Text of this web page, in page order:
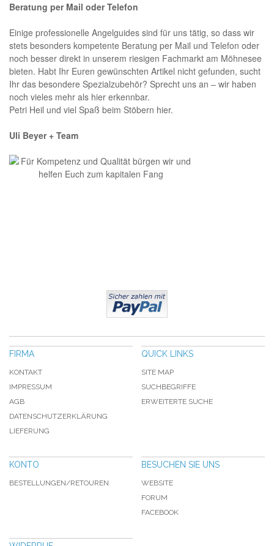
Beratung per Mail oder Telefon
Einige professionelle Angelguides sind für uns tätig, so dass wir
stets besonders kompetente Beratung per Mail und Telefon oder
noch besser direkt in unserem riesigen Fachmarkt am Möhnesee
bieten. Habt Ihr Euren gewünschten Artikel nicht gefunden, sucht
Ihr das besondere Spezialzubehör? Sprecht uns an – wir haben
noch vieles mehr als hier erkennbar.
Petri Heil und viel Spaß beim Stöbern hier.
Uli Beyer + Team
FIRMA
KONTAKT
IMPRESSUM
AGB
DATENSCHUTZERKLÄRUNG
LIEFERUNG
QUICK LINKS
SITE MAP
SUCHBEGRIFFE
ERWEITERTE SUCHE
KONTO
BESTELLUNGEN/RETOUREN
BESUCHEN SIE UNS
WEBSITE
FORUM
FACEBOOK